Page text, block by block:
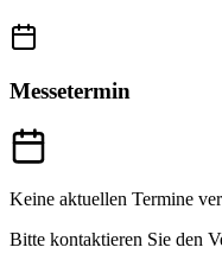
Messetermin
Keine aktuellen Termine
Bitte kontaktieren Sie den